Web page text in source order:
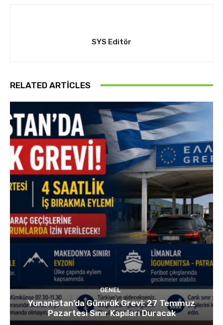
SYS Editör
RELATED ARTICLES
GENEL
Yunanistan’da Gümrük Grevi: 27 Temmuz
Pazartesi Sınır Kapıları Duracak